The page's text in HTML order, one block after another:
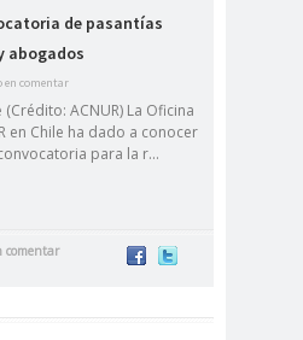
de pasantías
abogados
en comentar
ACNUR) La Oficina
en Chile ha dado a conocer
para la r...
comentar